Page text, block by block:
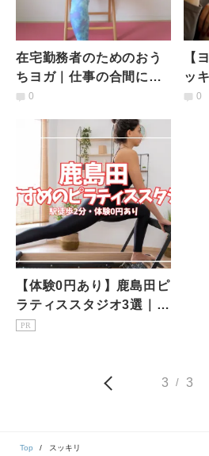
在宅勤務者のためのおう
ちヨガ｜仕事の合間に椅
子でできる下半身ストレ
0
【
ッ
適0
【体験0円あり】鹿島田ピ
ラティススタジオ3選｜1
回1,650円〜マシン・安さ
PR
3 / 3
Top スッキリ